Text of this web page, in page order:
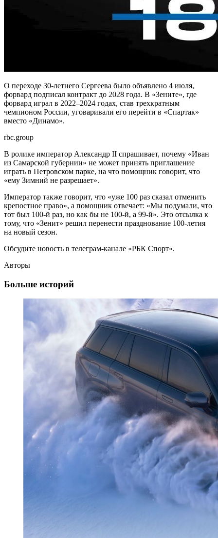
О переходе 30-летнего Сергеева было объявлено 4 июля,
форвард подписал контракт до 2028 года. В «Зените», где
форвард играл в 2022–2024 годах, став трехкратным
чемпионом России, уговаривали его перейти в «Спартак»
вместо «Динамо».
rbc.group
В ролике император Александр II спрашивает, почему «Иван
из Самарской губернии» не может принять приглашение
играть в Петровском парке, на что помощник говорит, что
«ему Зимний не разрешает».
Император также говорит, что «уже 100 раз сказал отменить
крепостное право», а помощник отвечает: «Мы подумали, что
тот был 100-й раз, но как бы не 100-й, а 99-й». Это отсылка к
тому, что «Зенит» решил перенести празднование 100-летия
на новый сезон.
Обсудите новость в телеграм-канале «РБК Спорт».
Авторы
Больше историй